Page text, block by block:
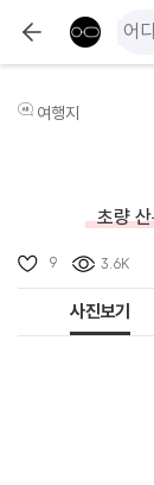
여행지
초량
9 3.6K
사진보기